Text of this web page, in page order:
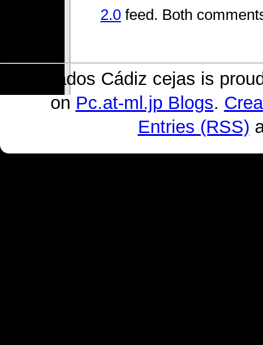
2.0 feed. Both
Delineados Cádiz cejas is
on Pc.at-ml.jp Blogs.
Entries (RSS)